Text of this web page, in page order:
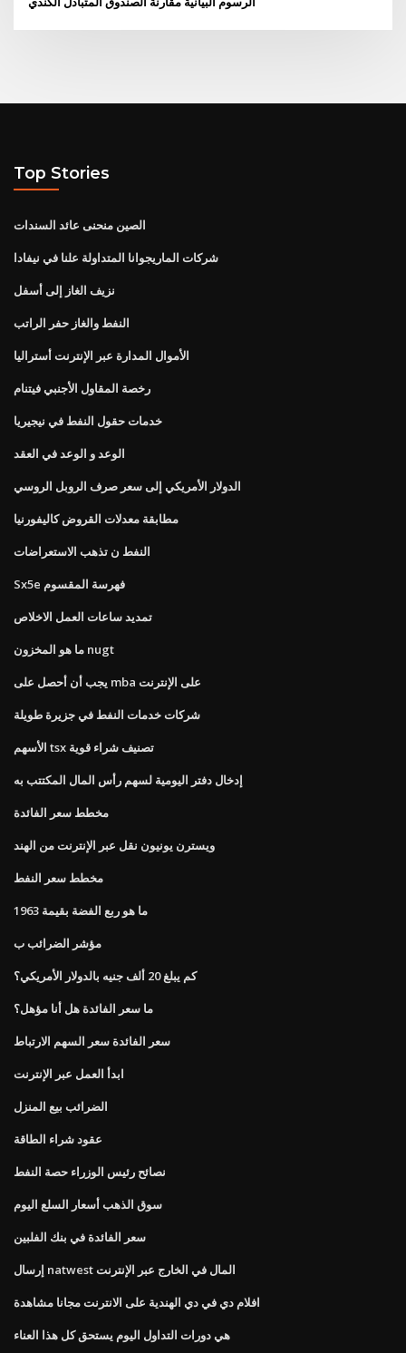
Top Stories
الصين منحنى عائد السندات
شركات الماريجوانا المتداولة علنا ​​في نيفادا
نزيف الغاز إلى أسفل
النفط والغاز حفر الراتب
الأموال المدارة عبر الإنترنت أستراليا
رخصة المقاول الأجنبي فيتنام
خدمات حقول النفط في نيجيريا
الوعد و الوعد في العقد
الدولار الأمريكي إلى سعر صرف الروبل الروسي
مطابقة معدلات القروض كاليفورنيا
النفط ن تذهب الاستعراضات
Sx5e فهرسة المقسوم
تمديد ساعات العمل الاخلاص
ما هو المخزون nugt
يجب أن أحصل على mba على الإنترنت
شركات خدمات النفط في جزيرة طويلة
الأسهم tsx تصنيف شراء قوية
إدخال دفتر اليومية لسهم رأس المال المكتتب به
مخطط سعر الفائدة
ويسترن يونيون نقل عبر الإنترنت من الهند
مخطط سعر النفط
ما هو ربع الفضة بقيمة 1963
مؤشر الضرائب ب
كم يبلغ 20 ألف جنيه بالدولار الأمريكي؟
ما سعر الفائدة هل أنا مؤهل؟
سعر الفائدة سعر السهم الارتباط
ابدأ العمل عبر الإنترنت
الضرائب بيع المنزل
عقود شراء الطاقة
نصائح رئيس الوزراء حصة النفط
سوق الذهب أسعار السلع اليوم
سعر الفائدة في بنك الفلبين
إرسال natwest المال في الخارج عبر الإنترنت
افلام دي في دي الهندية على الانترنت مجانا مشاهدة
هي دورات التداول اليوم يستحق كل هذا العناء